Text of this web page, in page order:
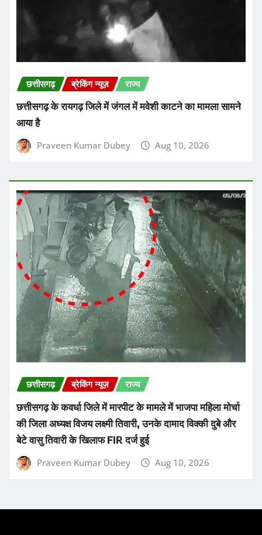
छत्तीसगढ़ ब्रेकिंग न्यूज़ राज्य
छत्तीसगढ़ के रायगढ़ जिले में जंगल में मवेशी काटने का मामला सामने
आया है
Praveen Kumar Dubey Aug 10, 2026
छत्तीसगढ़ ब्रेकिंग न्यूज़ राज्य
छत्तीसगढ़ के कवर्धा जिले में मारपीट के मामले में भाजपा महिला मोर्चा
की जिला अध्यक्ष विजय लक्ष्मी तिवारी, उनके दामाद विक्की दुबे और
बेटे वासु तिवारी के खिलाफ FIR दर्ज हुई
Praveen Kumar Dubey Aug 10, 2026